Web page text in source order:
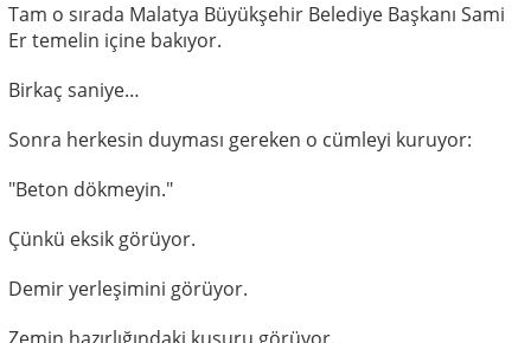
Tam o sırada Malatya Büyükşehir Belediye Başkanı Sami
Er temelin içine bakıyor.
Birkaç saniye…
Sonra herkesin duyması gereken o cümleyi kuruyor:
"Beton dökmeyin."
Çünkü eksik görüyor.
Demir yerleşimini görüyor.